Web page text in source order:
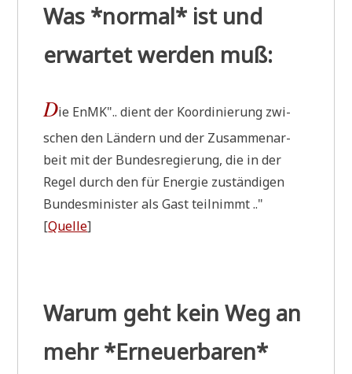
Was *normal* ist und
erwartet werden muß:
Die EnMK".. dient der Koor­di­nie­rung zwi­
schen den Län­dern und der Zusam­men­ar­
beit mit der Bun­des­re­gie­rung, die in der
Regel durch den für Ener­gie zustän­di­gen
Bun­des­mi­ni­ster als Gast teilnimmt .."
[Quel­le]
Warum geht kein Weg an
mehr *Erneuerbaren*